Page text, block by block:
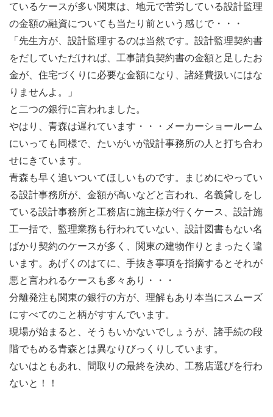
ているケースが多い関東は、地元で苦労している設計監理
の金額の融資についても当たり前という感じで・・・
「先生方が、設計監理するのは当然です。設計監理契約書
をだしていただければ、工事請負契約書の金額と足したお
金が、住宅づくりに必要な金額になり、諸経費扱いにはな
りませんよ。」
と二つの銀行に言われました。
やはり、青森は遅れています・・・メーカーショールーム
にいっても同様で、たいがいが設計事務所の人と打ち合わ
せにきています。
青森も早く追いついてほしいものです。まじめにやってい
る設計事務所が、金額が高いなどと言われ、名義貸しをし
ている設計事務所と工務店に施主様が行くケース、設計施
工一括で、監理業務も行われていない、設計図書もない名
ばかり契約のケースが多く、関東の建物作りとまったく違
います。あげくのはてに、手抜き事項を指摘するとそれが
悪と言われるケースも多々あり・・・
分離発注も関東の銀行の方が、理解もあり本当にスムーズ
にすべてのこと柄がすすんでいます。
現場が始まると、そうもいかないでしょうが、諸手続の段
階でもめる青森とは異なりびっくりしています。
ないはともあれ、間取りの最終を決め、工務店選びを行わ
ないと！！